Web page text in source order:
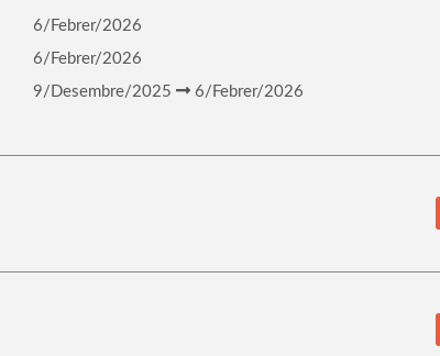
6/Febrer/2026
6/Febrer/2026
9/Desembre/2025 6/Febrer/2026